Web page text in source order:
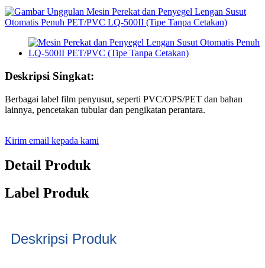
Deskripsi Singkat:
Berbagai label film penyusut, seperti PVC/OPS/PET dan bahan
lainnya, pencetakan tubular dan pengikatan perantara.
Kirim email kepada kami
Detail Produk
Label Produk
Deskripsi Produk